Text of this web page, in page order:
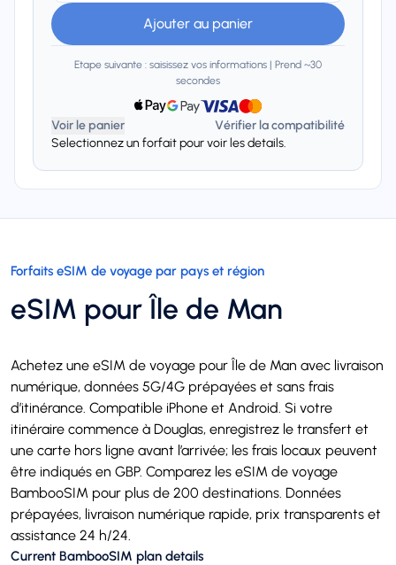
Ajouter au panier
Etape suivante : saisissez vos informations | Prend ~30
secondes
Voir le panier
Vérifier la compatibilité
Selectionnez un forfait pour voir les details.
Forfaits eSIM de voyage par pays et région
eSIM pour Île de Man
Achetez une eSIM de voyage pour Île de Man avec livraison
numérique, données 5G/4G prépayées et sans frais
d’itinérance. Compatible iPhone et Android. Si votre
itinéraire commence à Douglas, enregistrez le transfert et
une carte hors ligne avant l’arrivée; les frais locaux peuvent
être indiqués en GBP. Comparez les eSIM de voyage
BambooSIM pour plus de 200 destinations. Données
prépayées, livraison numérique rapide, prix transparents et
assistance 24 h/24.
Current BambooSIM plan details